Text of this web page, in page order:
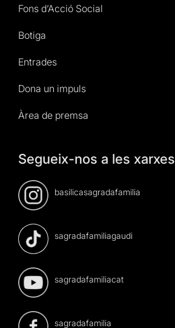
Fons d’Acció Social
Botiga
Entrades
Dona un impuls
Àrea de premsa
Segueix-nos a les xarxes
basilicasagradafamilia
sagradafamiliagaudi
sagradafamiliacat
sagradafamilia